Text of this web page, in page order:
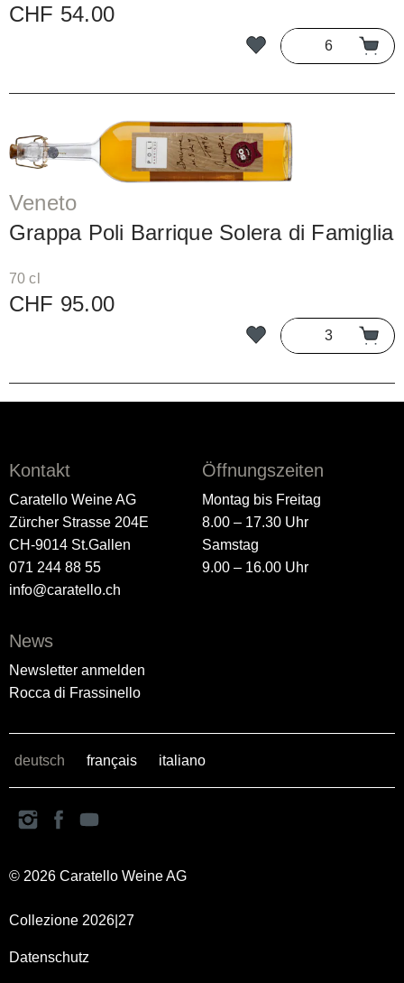
CHF 54.00
Veneto
Grappa Poli Barrique Solera di Famiglia
70 cl
CHF 95.00
Kontakt
Caratello Weine AG
Zürcher Strasse 204E
CH-9014 St.Gallen
071 244 88 55
info@caratello.ch
Öffnungszeiten
Montag bis Freitag
8.00 – 17.30 Uhr
Samstag
9.00 – 16.00 Uhr
News
Newsletter anmelden
Rocca di Frassinello
deutsch français italiano
© 2026 Caratello Weine AG
Collezione 2026|27
Datenschutz